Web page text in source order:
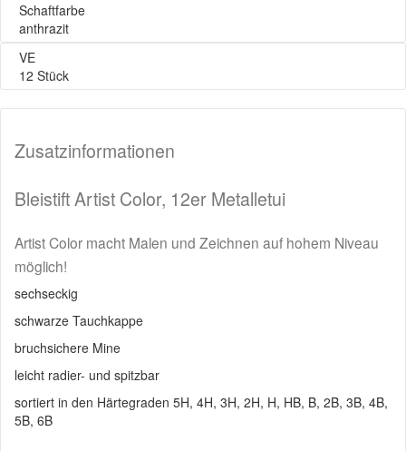
Schaftfarbe
anthrazit
VE
12 Stück
Zusatzinformationen
Bleistift Artist Color, 12er Metalletui
Artist Color macht Malen und Zeichnen auf hohem Niveau
möglich!
sechseckig
schwarze Tauchkappe
bruchsichere Mine
leicht radier- und spitzbar
sortiert in den Härtegraden 5H, 4H, 3H, 2H, H, HB, B, 2B, 3B, 4B,
5B, 6B